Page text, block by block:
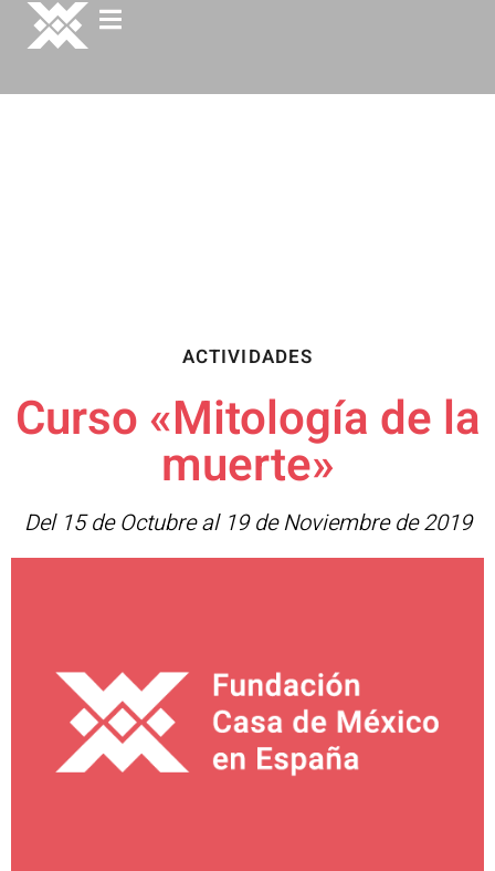
ACTIVIDADES
Curso «Mitología de la
muerte»
Del 15 de Octubre al 19 de Noviembre de 2019